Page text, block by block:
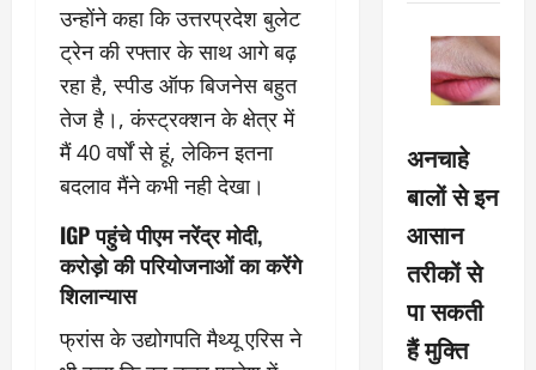
उन्होंने कहा कि उत्तरप्रदेश बुलेट
ट्रेन की रफ्तार के साथ आगे बढ़
रहा है, स्पीड ऑफ बिजनेस बहुत
तेज है।, कंस्ट्रक्शन के क्षेत्र में
मैं 40 वर्षों से हूं, लेकिन इतना
बदलाव मैंने कभी नही देखा।
IGP पहुंचे पीएम नरेंद्र मोदी,
करोड़ो की परियोजनाओं का करेंगे
शिलान्यास
फ्रांस के उद्योगपति मैथ्यू एरिस ने
अनचाहे
बालों से इन
आसान
तरीकों से
पा सकती
हैं मुक्ति